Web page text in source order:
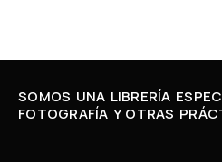
SOMOS UNA LIBRERÍA
FOTOGRAFÍA Y OTRAS